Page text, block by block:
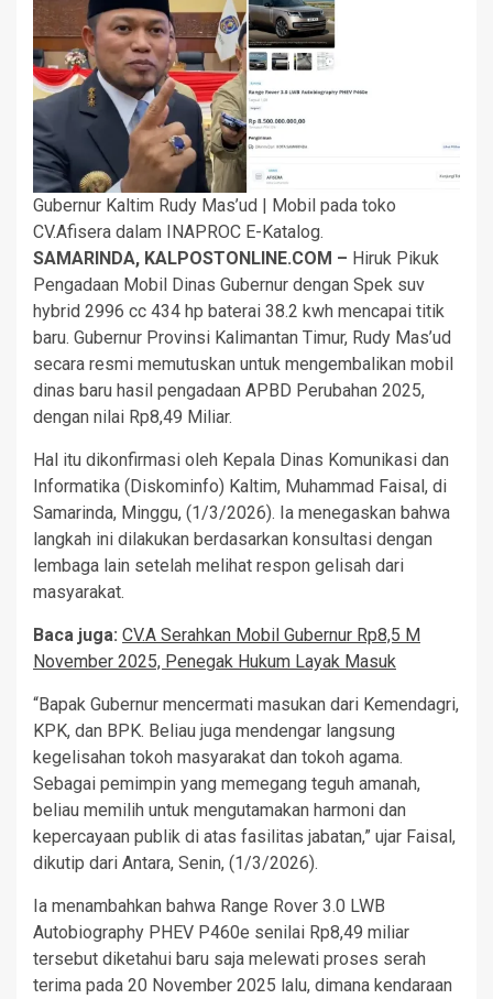
Gubernur Kaltim Rudy Mas’ud | Mobil pada toko
CV.Afisera dalam INAPROC E-Katalog.
SAMARINDA, KALPOSTONLINE.COM – Hiruk Pikuk
Pengadaan Mobil Dinas Gubernur dengan Spek suv
hybrid 2996 cc 434 hp baterai 38.2 kwh mencapai titik
baru. Gubernur Provinsi Kalimantan Timur, Rudy Mas’ud
secara resmi memutuskan untuk mengembalikan mobil
dinas baru hasil pengadaan APBD Perubahan 2025,
dengan nilai Rp8,49 Miliar.
Hal itu dikonfirmasi oleh Kepala Dinas Komunikasi dan
Informatika (Diskominfo) Kaltim, Muhammad Faisal, di
Samarinda, Minggu, (1/3/2026). Ia menegaskan bahwa
langkah ini dilakukan berdasarkan konsultasi dengan
lembaga lain setelah melihat respon gelisah dari
masyarakat.
Baca juga: CV.A Serahkan Mobil Gubernur Rp8,5 M
November 2025, Penegak Hukum Layak Masuk
“Bapak Gubernur mencermati masukan dari Kemendagri,
KPK, dan BPK. Beliau juga mendengar langsung
kegelisahan tokoh masyarakat dan tokoh agama.
Sebagai pemimpin yang memegang teguh amanah,
beliau memilih untuk mengutamakan harmoni dan
kepercayaan publik di atas fasilitas jabatan,” ujar Faisal,
dikutip dari Antara, Senin, (1/3/2026).
Ia menambahkan bahwa Range Rover 3.0 LWB
Autobiography PHEV P460e senilai Rp8,49 miliar
tersebut diketahui baru saja melewati proses serah
terima pada 20 November 2025 lalu, dimana kendaraan